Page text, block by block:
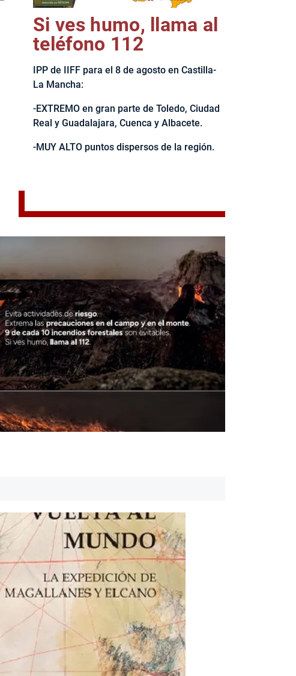
Si ves humo, llama al
teléfono 112
IPP de IIFF para el 8 de agosto en Castilla-
La Mancha:
-EXTREMO en gran parte de Toledo, Ciudad
Real y Guadalajara, Cuenca y Albacete.
-MUY ALTO puntos dispersos de la región.